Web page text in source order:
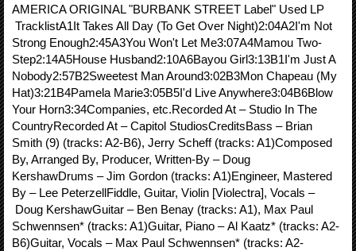
AMERICA ORIGINAL "BURBANK STREET Label" Used LP
TracklistA1It Takes All Day (To Get Over Night)2:04A2I'm Not
Strong Enough2:45A3You Won't Let Me3:07A4Mamou Two-
Step2:14A5House Husband2:10A6Bayou Girl3:13B1I'm Just A
Nobody2:57B2Sweetest Man Around3:02B3Mon Chapeau (My
Hat)3:21B4Pamela Marie3:05B5I'd Live Anywhere3:04B6Blow
Your Horn3:34Companies, etc.Recorded At – Studio In The
CountryRecorded At – Capitol StudiosCreditsBass – Brian
Smith (9) (tracks: A2-B6), Jerry Scheff (tracks: A1)Composed
By, Arranged By, Producer, Written-By – Doug
KershawDrums – Jim Gordon (tracks: A1)Engineer, Mastered
By – Lee PeterzellFiddle, Guitar, Violin [Violectra], Vocals –
Doug KershawGuitar – Ben Benay (tracks: A1), Max Paul
Schwennsen* (tracks: A1)Guitar, Piano – Al Kaatz* (tracks: A2-
B6)Guitar, Vocals – Max Paul Schwennsen* (tracks: A2-